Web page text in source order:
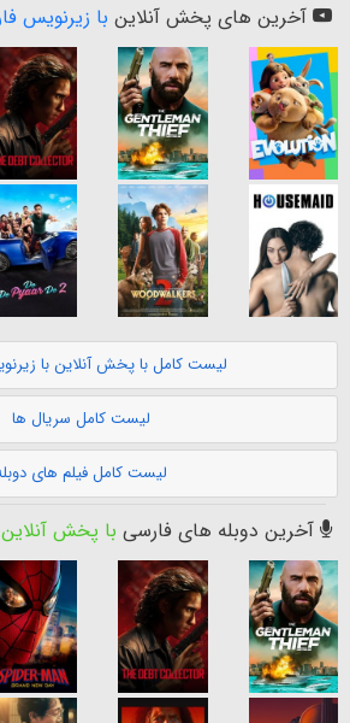
آخرین های پخش آنلاین با زیرنویس
لیست کامل با پخش آنلاین با
لیست کامل سریال ها
لیست کامل فیلم های
آخرین دوبله های فارسی با پخش آنلاین